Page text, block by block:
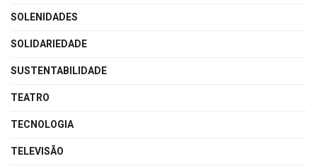
SOLENIDADES
SOLIDARIEDADE
SUSTENTABILIDADE
TEATRO
TECNOLOGIA
TELEVISÃO